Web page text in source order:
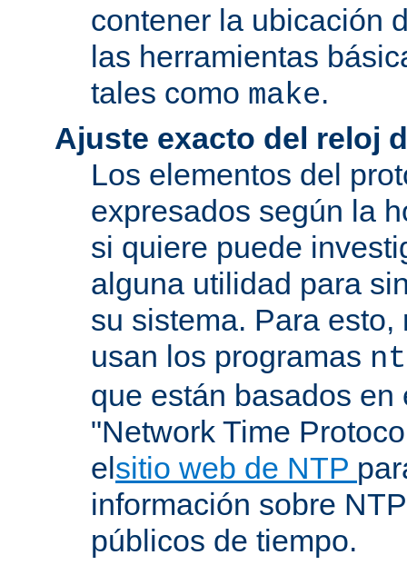
contener la ubicación
las herramientas
tales como make.
Ajuste exacto del reloj
Los elementos del
expresados según la
si quiere puede
alguna utilidad para
su sistema. Para esto,
usan los programas
que están basados en
"Network Time
elsitio web de NTP
información sobre
públicos de tiempo.